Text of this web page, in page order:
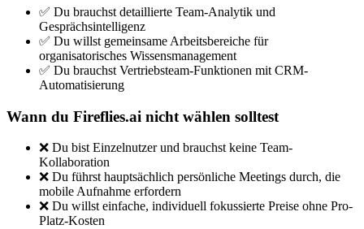
✅ Du brauchst detaillierte Team-Analytik und
Gesprächsintelligenz
✅ Du willst gemeinsame Arbeitsbereiche für
organisatorisches Wissensmanagement
✅ Du brauchst Vertriebsteam-Funktionen mit CRM-
Automatisierung
Wann du Fireflies.ai nicht wählen solltest
❌ Du bist Einzelnutzer und brauchst keine Team-
Kollaboration
❌ Du führst hauptsächlich persönliche Meetings durch, die
mobile Aufnahme erfordern
❌ Du willst einfache, individuell fokussierte Preise ohne Pro-
Platz-Kosten